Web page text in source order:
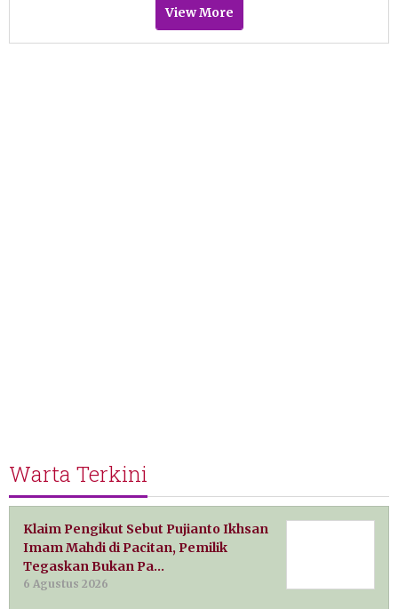
View More
Warta Terkini
Klaim Pengikut Sebut Pujianto Ikhsan
Imam Mahdi di Pacitan, Pemilik
Tegaskan Bukan Pa…
6 Agustus 2026